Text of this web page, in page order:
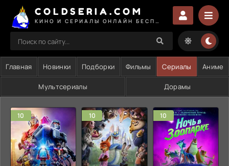
COLDSERIA.COM
Главная Новинки Подборки Фильмы Сериалы Аниме
Мультсериалы Дорамы
10 10 10